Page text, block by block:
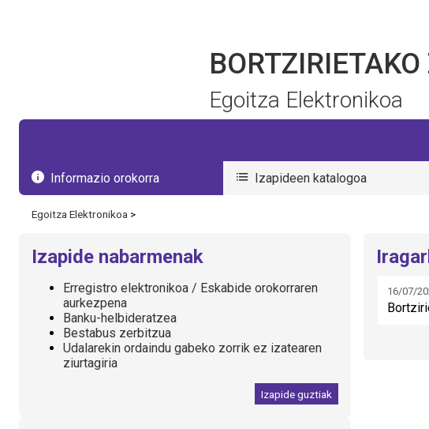
Egoitza Elektronikoa
Informazio orokorra Izapideen katalogoa
Egoitza Elektronikoa >
Izapide nabarmenak
Erregistro elektronikoa / Eskabide orokorraren
aurkezpena
Banku-helbideratzea
Bestabus zerbitzua
Udalarekin ordaindu gabeko zorrik ez izatearen
ziurtagiria
Izapide guztiak
16/07/